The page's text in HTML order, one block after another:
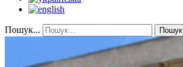
Пошук... Пошук